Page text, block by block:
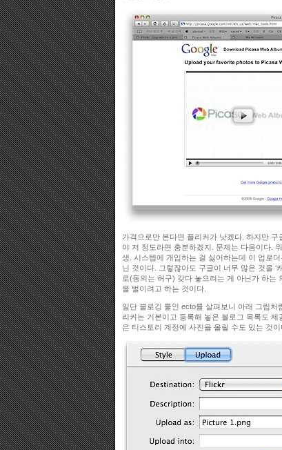
가격으로만 본다면 플리커가 낫겠다. 하지만
야 저 정도라면 충분하겠지. 문제는 다음이다.
생. 시스템에 개입하는 걸 싫어하는데 이 업로
닌 것이다. 그렇잖아도 구글이 너무 많은 것을 ‘
로(동의는 허구) 갖다 놓으려는 게 아닌가 하는
을 벌이려고 하는 것이다.
일단 블로깅 툴인 ecto를 살펴보니 아래 그림
리커는 기본이고 등록해 놓은 블로그 목록도
은 티스토리 계정에 사진을 올릴 수도 있는 것이